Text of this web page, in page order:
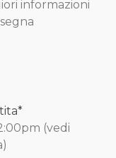
informazioni
(vedi